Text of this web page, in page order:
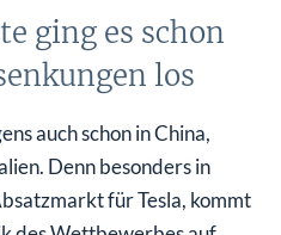
ging es schon
los
auch schon in China,
Denn besonders in
für Tesla, kommt